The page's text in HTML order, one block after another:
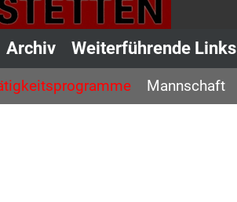
Archiv Weiterführende Links
Mannschaft